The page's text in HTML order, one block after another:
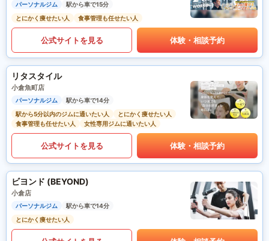
パーソナルジム
駅から車で15分
とにかく痩せたい人
食事管理も任せたい人
公式サイトを見る 体験・相談予約
リタスタイル
小倉魚町店
パーソナルジム
駅から車で14分
駅から5分以内のジムに通いたい人
とにかく痩せたい人
食事管理も任せたい人
女性専用ジムに通いたい人
公式サイトを見る 体験・相談予約
ビヨンド (BEYOND)
小倉店
パーソナルジム
駅から車で14分
とにかく痩せたい人